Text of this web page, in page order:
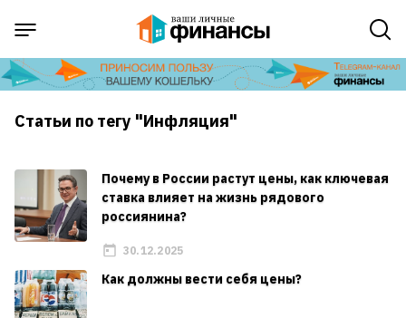
Статьи по тегу "Инфляция"
Почему в России растут цены, как ключевая
ставка влияет на жизнь рядового
россиянина?
30.12.2025
Как должны вести себя цены?